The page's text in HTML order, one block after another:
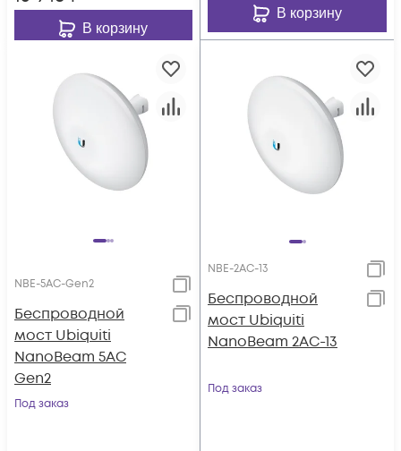
В корзину
В корзину
NBE-5AC-Gen2
Беспроводной
мост Ubiquiti
NanoBeam 5AC
Gen2
Под заказ
NBE-2AC-13
Беспроводной
мост Ubiquiti
NanoBeam 2AC-13
Под заказ